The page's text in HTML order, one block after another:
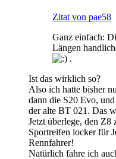
Zitat von pae58
Ganz einfach:
Längen
.
Ist das wirklich so?
Also ich hatte bisher
dann die S20 Evo,
der alte BT 021. Das
Jetzt überlege, den Z8
Sportreifen locker für
Rennfahrer!
Natürlich fahre ich